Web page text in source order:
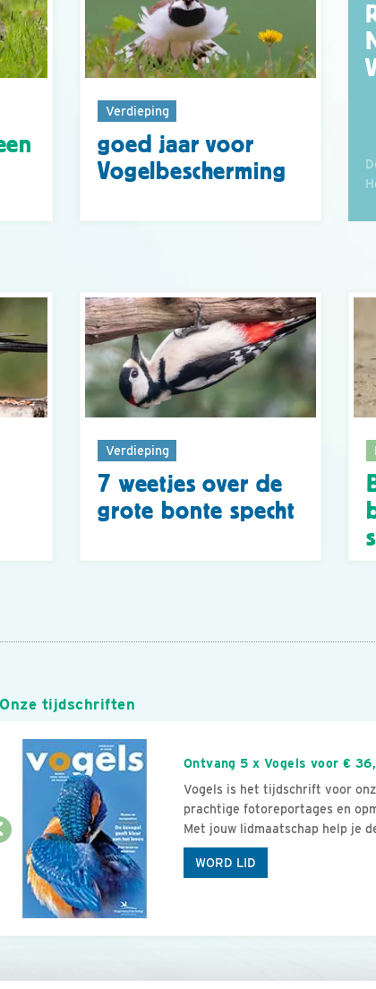
Verdieping
goed jaar voor
Vogelbescherming
Verdieping
7 weetjes over de
grote bonte specht
Onze tijdschriften
Ontvang 5 x Vogels voor €
Vogels is het tijdschrift voor
prachtige fotoreportages en
Met jouw lidmaatschap help je
WORD LID